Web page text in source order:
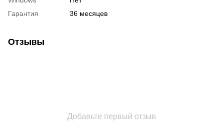
Гарантия
36 месяцев
Отзывы
Добавьте первый отзыв